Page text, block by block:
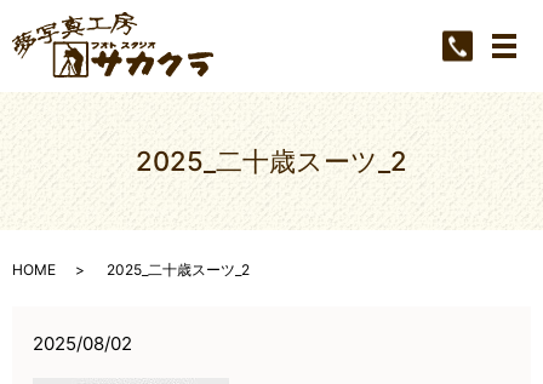
メ
2025_二十歳スーツ_2
HOME 2025_二十歳スーツ_2
2025/08/02